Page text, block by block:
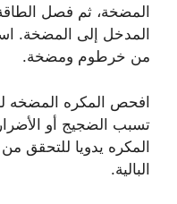
المضخة، ثم فصل
المدخل إلى المضخة.
من خرطوم ومضخة.
افحص المكره المضخه
تسبب الضجيج أو
المكره يدويا للتحقق من
البالية.